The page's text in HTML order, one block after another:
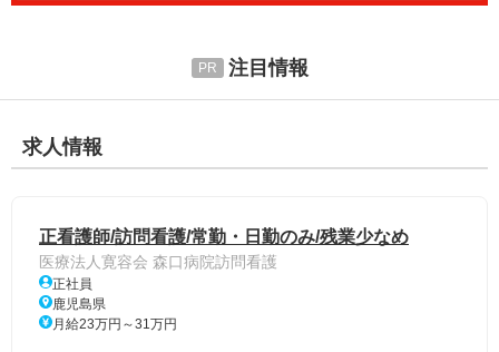
注目情報
求人情報
正看護師/訪問看護/常勤・日勤のみ/残業少なめ
医療法人寛容会 森口病院訪問看護
正社員
鹿児島県
月給23万円～31万円